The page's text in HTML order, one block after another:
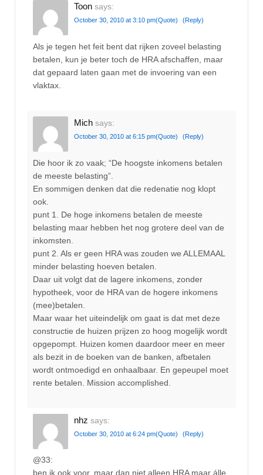
Toon says:
October 30, 2010 at 3:10 pm(Quote) (Reply)
Als je tegen het feit bent dat rijken zoveel belasting
betalen, kun je beter toch de HRA afschaffen, maar
dat gepaard laten gaan met de invoering van een
vlaktax.
Mich says:
October 30, 2010 at 6:15 pm(Quote) (Reply)
Die hoor ik zo vaak; “De hoogste inkomens betalen
de meeste belasting”.
En sommigen denken dat die redenatie nog klopt
ook.
punt 1. De hoge inkomens betalen de meeste
belasting maar hebben het nog grotere deel van de
inkomsten.
punt 2. Als er geen HRA was zouden we ALLEMAAL
minder belasting hoeven betalen.
Daar uit volgt dat de lagere inkomens, zonder
hypotheek, voor de HRA van de hogere inkomens
(mee)betalen.
Maar waar het uiteindelijk om gaat is dat met deze
constructie de huizen prijzen zo hoog mogelijk wordt
opgepompt. Huizen komen daardoor meer en meer
als bezit in de boeken van de banken, afbetalen
wordt ontmoedigd en onhaalbaar. En gepeupel moet
rente betalen. Mission accomplished.
nhz says:
October 30, 2010 at 6:24 pm(Quote) (Reply)
@33:
ben ik ook voor, maar dan niet alleen HRA maar álle